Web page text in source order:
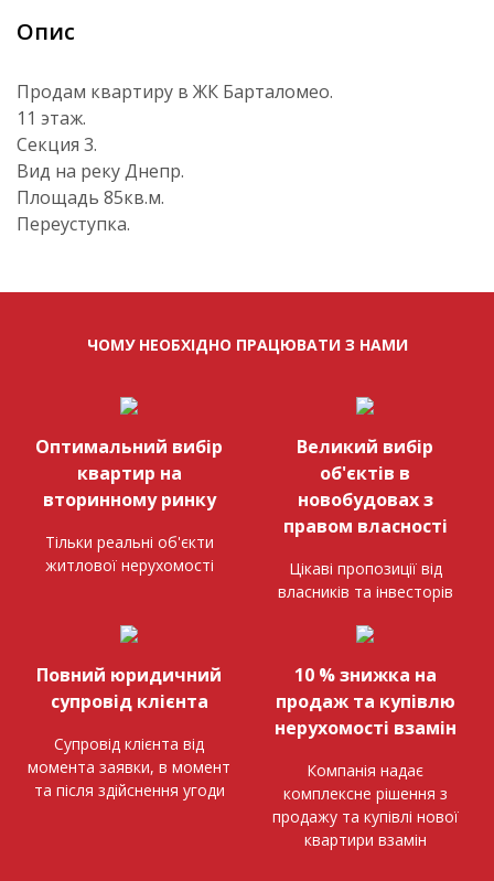
Опис
Продам квартиру в ЖК Барталомео.
11 этаж.
Секция 3.
Вид на реку Днепр.
Площадь 85кв.м.
Переуступка.
ЧОМУ НЕОБХІДНО ПРАЦЮВАТИ З НАМИ
Оптимальний вибір
квартир на
вторинному ринку
Тільки реальні об'єкти
житлової нерухомості
Великий вибір
об'єктів в
новобудовах з
правом власності
Цікаві пропозиції від
власників та інвесторів
Повний юридичний
супровід клієнта
Супровід клієнта від
момента заявки, в момент
та після здійснення угоди
10 % знижка на
продаж та купівлю
нерухомості взамін
Компанія надає
комплексне рішення з
продажу та купівлі нової
квартири взамін